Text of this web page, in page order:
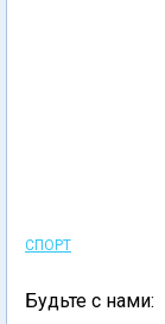
СПОРТ
Будьте с нами: